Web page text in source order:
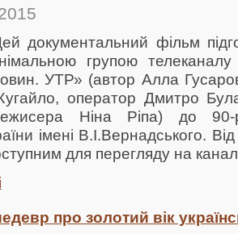
документальний фільм
групою
УТР» (автор Алла
оператор Дмитро
Ніна Ріпа) до 90-
імені В.І.Вернадського.
для перегляду на
про золотий вік